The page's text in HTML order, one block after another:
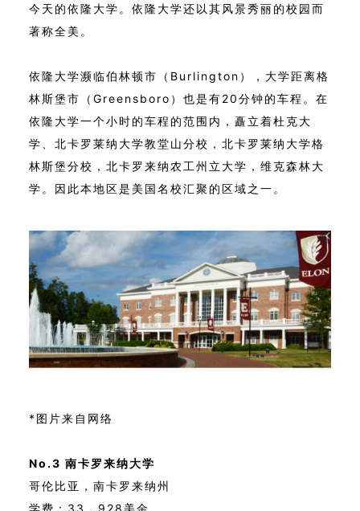
今天的依隆大学。依隆大学还以其风景秀丽的校园而
著称全美。
依隆大学濒临伯林顿市（Burlington），大学距离格
林斯堡市（Greensboro）也是有20分钟的车程。在
依隆大学一个小时的车程的范围内，矗立着杜克大
学、北卡罗莱纳大学教堂山分校，北卡罗莱纳大学格
林斯堡分校，北卡罗来纳农工州立大学，维克森林大
学。因此本地区是美国名校汇聚的区域之一。
*图片来自网络
No.3 南卡罗来纳大学
哥伦比亚，南卡罗来纳州